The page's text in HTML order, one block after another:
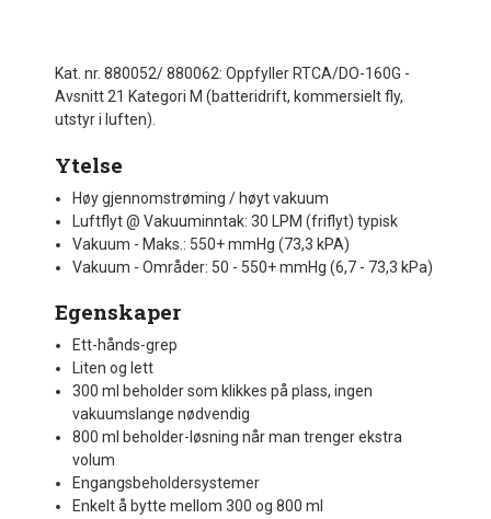
Kat. nr. 880052/ 880062: Oppfyller RTCA/DO-160G -
Avsnitt 21 Kategori M (batteridrift, kommersielt fly,
utstyr i luften).
Ytelse
Høy gjennomstrøming / høyt vakuum
Luftflyt @ Vakuuminntak: 30 LPM (friflyt) typisk
Vakuum - Maks.: 550+ mmHg (73,3 kPA)
Vakuum - Områder: 50 - 550+ mmHg (6,7 - 73,3 kPa)
Egenskaper
Ett-hånds-grep
Liten og lett
300 ml beholder som klikkes på plass, ingen
vakuumslange nødvendig
800 ml beholder-løsning når man trenger ekstra
volum
Engangsbeholdersystemer
Enkelt å bytte mellom 300 og 800 ml